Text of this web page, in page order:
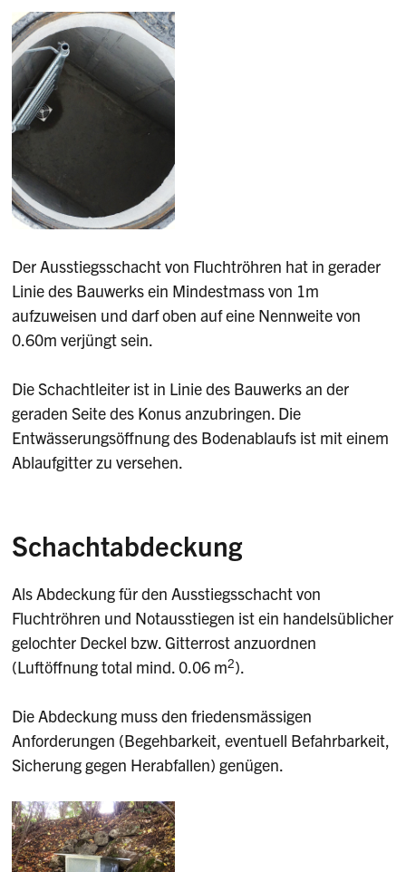
Der Ausstiegsschacht von Fluchtröhren hat in gerader
Linie des Bauwerks ein Mindestmass von 1m
aufzuweisen und darf oben auf eine Nennweite von
0.60m verjüngt sein.
Die Schachtleiter ist in Linie des Bauwerks an der
geraden Seite des Konus anzubringen. Die
Entwässerungsöffnung des Bodenablaufs ist mit einem
Ablaufgitter zu versehen.
Schachtabdeckung
Als Abdeckung für den Ausstiegsschacht von
Fluchtröhren und Notausstiegen ist ein handelsüblicher
gelochter Deckel bzw. Gitterrost anzuordnen
(Luftöffnung total mind. 0.06 m2).
Die Abdeckung muss den friedensmässigen
Anforderungen (Begehbarkeit, eventuell Befahrbarkeit,
Sicherung gegen Herabfallen) genügen.